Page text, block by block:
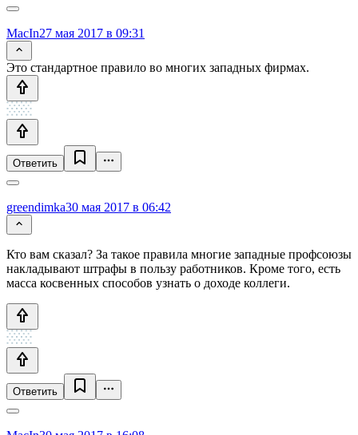
MacIn27 мая 2017 в 09:31
Это стандартное правило во многих западных фирмах.
Ответить
greendimka30 мая 2017 в 06:42
Кто вам сказал? За такое правила многие западные профсоюзы
накладывают штрафы в пользу работников. Кроме того, есть
масса косвенных способов узнать о доходе коллеги.
Ответить